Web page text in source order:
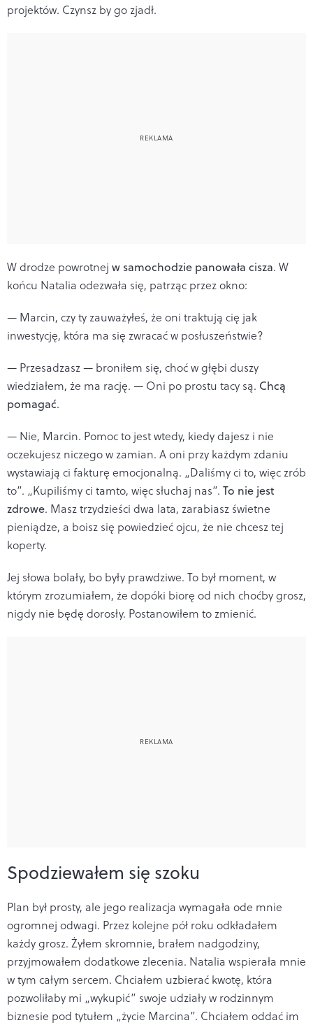
projektów. Czynsz by go zjadł.
W drodze powrotnej w samochodzie panowała cisza. W
końcu Natalia odezwała się, patrząc przez okno:
— Marcin, czy ty zauważyłeś, że oni traktują cię jak
inwestycję, która ma się zwracać w posłuszeństwie?
— Przesadzasz — broniłem się, choć w głębi duszy
wiedziałem, że ma rację. — Oni po prostu tacy są. Chcą
pomagać.
— Nie, Marcin. Pomoc to jest wtedy, kiedy dajesz i nie
oczekujesz niczego w zamian. A oni przy każdym zdaniu
wystawiają ci fakturę emocjonalną. „Daliśmy ci to, więc zrób
to”. „Kupiliśmy ci tamto, więc słuchaj nas”. To nie jest
zdrowe. Masz trzydzieści dwa lata, zarabiasz świetne
pieniądze, a boisz się powiedzieć ojcu, że nie chcesz tej
koperty.
Jej słowa bolały, bo były prawdziwe. To był moment, w
którym zrozumiałem, że dopóki biorę od nich choćby grosz,
nigdy nie będę dorosły. Postanowiłem to zmienić.
Spodziewałem się szoku
Plan był prosty, ale jego realizacja wymagała ode mnie
ogromnej odwagi. Przez kolejne pół roku odkładałem
każdy grosz. Żyłem skromnie, brałem nadgodziny,
przyjmowałem dodatkowe zlecenia. Natalia wspierała mnie
w tym całym sercem. Chciałem uzbierać kwotę, która
pozwoliłaby mi „wykupić” swoje udziały w rodzinnym
biznesie pod tytułem „życie Marcina”. Chciałem oddać im